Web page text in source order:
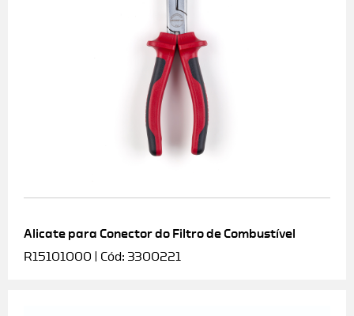
Alicate para Conector do Filtro de Combustível
R15101000 | Cód: 3300221